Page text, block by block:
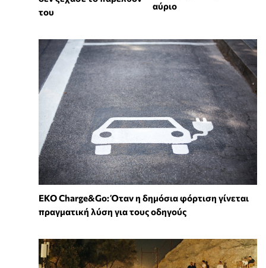
του
αύριο
EKO Charge&Go: Όταν η δημόσια φόρτιση γίνεται
πραγματική λύση για τους οδηγούς